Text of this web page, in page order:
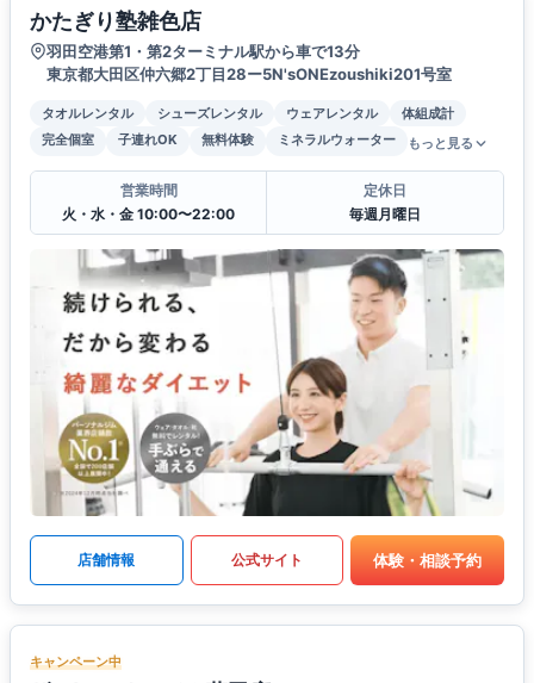
かたぎり塾雑色店
羽田空港第1・第2ターミナル駅から車で13分
東京都大田区仲六郷2丁目28ー5N'sONEzoushiki201号室
タオルレンタル シューズレンタル ウェアレンタル
体組成計
完全個室
子連れOK 無料体験 ミネラルウォーター もっと見る
営業時間
火・水・金 10:00〜22:00
定休日
毎週月曜日
店舗情報 公式サイト 体験・相談予約
キャンペーン中